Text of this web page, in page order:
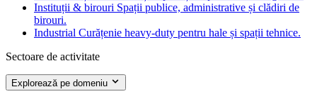
Instituții & birouri Spații publice, administrative și clădiri de
birouri.
Industrial Curățenie heavy-duty pentru hale și spații tehnice.
Sectoare de activitate
Explorează pe domeniu